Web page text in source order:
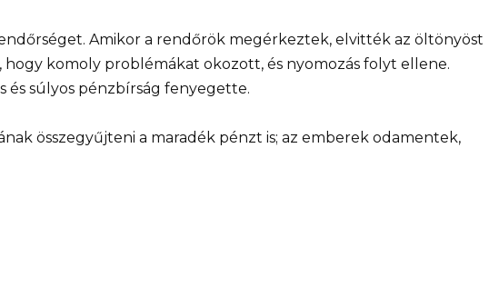
Amikor a rendőrök megérkeztek, elvitték az öltönyöst
komoly problémákat okozott, és nyomozás folyt ellene.
súlyos pénzbírság fenyegette.
összegyűjteni a maradék pénzt is; az emberek odamentek,